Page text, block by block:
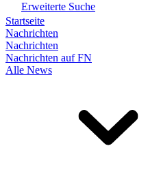
Erweiterte Suche
Startseite
Nachrichten
Nachrichten
Nachrichten auf FN
Alle News